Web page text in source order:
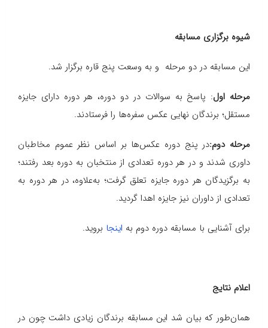
شیوه برگزاری مسابقه
این مسابقه در دو مرحله و به وسعت پنج قاره برگزار شد.
مرحله اول: پاسخ به سوالات در دو دوره، هر دوره دارای جایزه
مستقل؛ برندگان نهایی عکس سفره‌ها را فرستادند.
مرحله دوم:در پنج دوره عکس‌ها بر اساس نظر عموم مخاطبان
داوری شدند و در هر دوره تعدادی از منتخبان به دوره بعد رفتند؛
به برگزیدگان هر دوره جایزه تعلق گرفت؛ به‌علاوه، در هر دوره به
تعدادی از داوران نیز جایزه اهدا گردید.
برای آشنایی با مسابقه دوره دوم به اینجا بروید.
اعلام نتایج
همان‌طور که بیان شد این مسابقه برندگان زیادی داشت چون در